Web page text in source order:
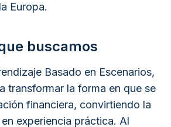
Europa.
buscamos
Basado en Escenarios,
transformar la forma en que se
financiera, convirtiendo la
experiencia práctica. Al